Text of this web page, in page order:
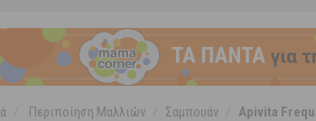
Περιποίηση Μαλλιών Σαμπουάν Apivita